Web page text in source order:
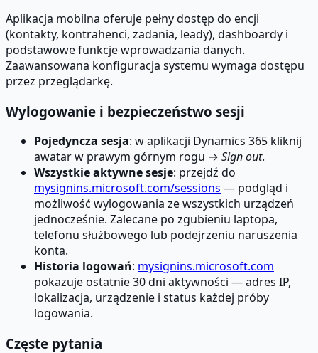
Aplikacja mobilna oferuje pełny dostęp do encji
(kontakty, kontrahenci, zadania, leady), dashboardy i
podstawowe funkcje wprowadzania danych.
Zaawansowana konfiguracja systemu wymaga dostępu
przez przeglądarkę.
Wylogowanie i bezpieczeństwo sesji
Pojedyncza sesja: w aplikacji Dynamics 365 kliknij
awatar w prawym górnym rogu → Sign out.
Wszystkie aktywne sesje: przejdź do
mysignins.microsoft.com/sessions — podgląd i
możliwość wylogowania ze wszystkich urządzeń
jednocześnie. Zalecane po zgubieniu laptopa,
telefonu służbowego lub podejrzeniu naruszenia
konta.
Historia logowań: mysignins.microsoft.com
pokazuje ostatnie 30 dni aktywności — adres IP,
lokalizacja, urządzenie i status każdej próby
logowania.
Częste pytania